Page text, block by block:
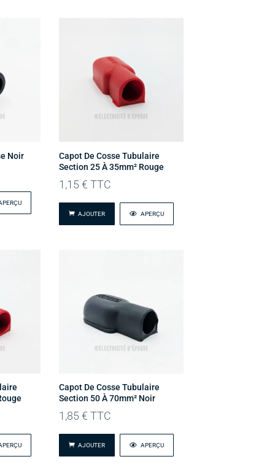
Noir
Capot De Cosse Tubulaire
Section 25 À 35mm² Rouge
1,15€ TTC
AJOUTER APERÇU
Capot De Cosse Tubulaire
Section 50 À 70mm² Noir
1,85€ TTC
AJOUTER APERÇU